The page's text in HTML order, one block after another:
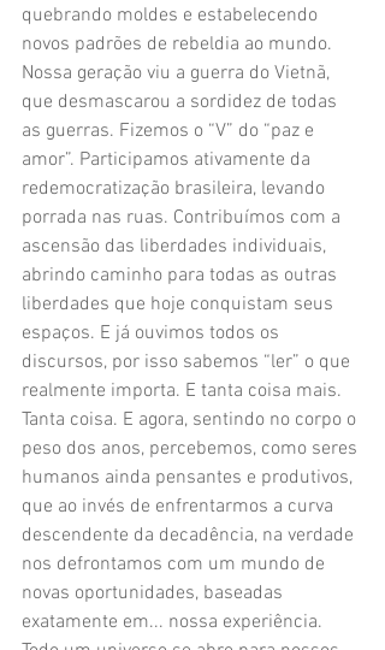
quebrando moldes e estabelecendo
novos padrões de rebeldia ao mundo.
Nossa geração viu a guerra do Vietnã,
que desmascarou a sordidez de todas
as guerras. Fizemos o “V” do “paz e
amor”. Participamos ativamente da
redemocratização brasileira, levando
porrada nas ruas. Contribuímos com a
ascensão das liberdades individuais,
abrindo caminho para todas as outras
liberdades que hoje conquistam seus
espaços. E já ouvimos todos os
discursos, por isso sabemos “ler” o que
realmente importa. E tanta coisa mais.
Tanta coisa. E agora, sentindo no corpo o
peso dos anos, percebemos, como seres
humanos ainda pensantes e produtivos,
que ao invés de enfrentarmos a curva
descendente da decadência, na verdade
nos defrontamos com um mundo de
novas oportunidades, baseadas
exatamente em... nossa experiência.